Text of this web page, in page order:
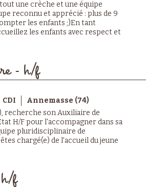
une crèche et une équipe
reconnu et apprécié : plus de 9
les enfants ;)En tant
les enfants avec respect et
- h/f
CDI
Annemasse (74)
recherche son Auxiliaire de
H/F pour l'accompagner dans sa
pluridisciplinaire de
chargé(e) de l'accueil du jeune
h/f